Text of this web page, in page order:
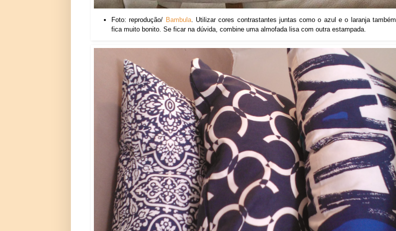
Foto: reprodução/ Bambula. Utilizar cores contrastantes juntas como o azul e o laranja também
fica muito bonito. Se ficar na dúvida, combine uma almofada lisa com outra estampada.